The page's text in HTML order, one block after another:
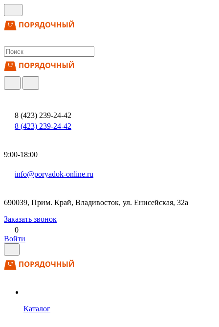
8 (423) 239-24-42
8 (423) 239-24-42
9:00-18:00
info@poryadok-online.ru
690039, Прим. Край, Владивосток, ул. Енисейская, 32а
Заказать звонок
0
Войти
Каталог